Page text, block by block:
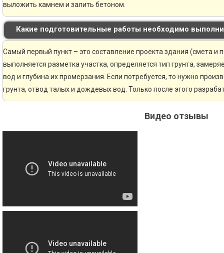
выложить камнем и залить бетоном.
Какие подготовительные работы необходимо
Самый первый пункт – это составление проекта здания (смета и
выполняется разметка участка, определяется тип грунта,
вод и глубина их промерзания. Если потребуется, то нужно
грунта, отвод талых и дождевых вод. Только после этого
Видео отзывы